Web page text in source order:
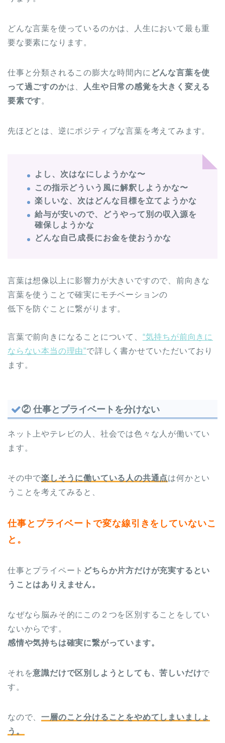
どんな言葉を使っているのかは、人生において最も重
要な要素になります。
仕事と分類されるこの膨大な時間内に どんな言葉を使
って過ごすのかは、
人生や日常の感覚を大きく変える
要素です。
先ほどとは、逆にポジティブな言葉を考えてみます。
よし、次はなにしようかな〜
この指示どういう風に解釈しようかな〜
楽しいな、次はどんな目標を立てようかな
給与が安いので、どうやって別の収入源を
確保しようかな
どんな自己成長にお金を使おうかな
言葉は想像以上に影響力が大きいですので、前向きな
言葉を使うことで確実にモチベーションの
低下を防ぐことに繋がります。
言葉で前向きになることについて、 “気持ちが前向きに
ならない本当の理由”で詳しく書かせていただいており
ます。
② 仕事とプライベートを分けない
ネット上やテレビの人、社会では色々な人が働いてい
ます。
その中で楽しそうに働いている人の共通点は何かとい
うことを考えてみると、
仕事とプライベートで変な線引きをしていないこ
と。
仕事とプライペート どちらか片方だけが充実するとい
うことはありえません。
なぜなら脳みそ的にこの２つを区別することをしてい
ないからです。
感情や気持ちは確実に繋がっています。
それを意識だけで区別しようとしても、苦しいだけで
す。
なので、一層のこと分けることをやめてしまいましょ
う。